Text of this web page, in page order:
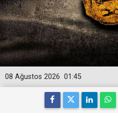
01:45
08 Ağustos 2026